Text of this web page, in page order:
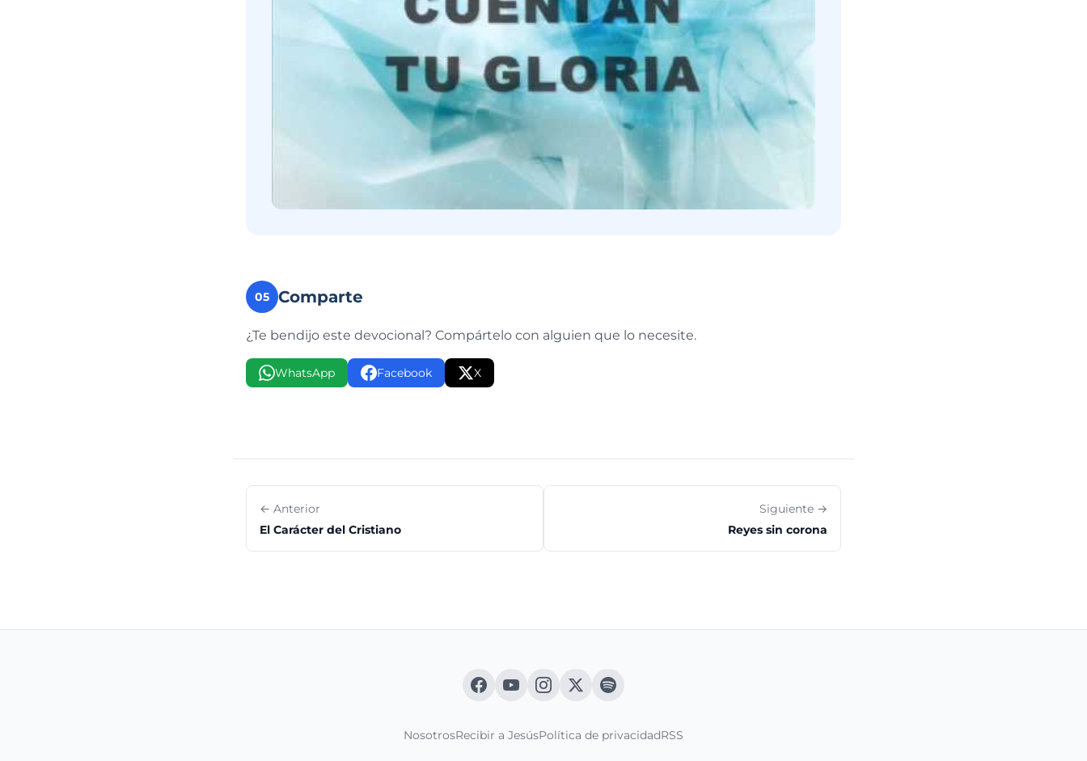
05 Comparte
¿Te bendijo este devocional? Compártelo con alguien que lo necesite.
WhatsApp Facebook X
← Anterior
El Carácter del Cristiano
Siguiente →
Reyes sin corona
NosotrosRecibir a JesúsPolítica de privacidadRSS